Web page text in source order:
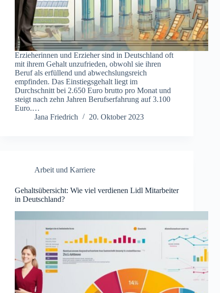
Erzieherinnen und Erzieher sind in Deutschland oft
mit ihrem Gehalt unzufrieden, obwohl sie ihren
Beruf als erfüllend und abwechslungsreich
empfinden. Das Einstiegsgehalt liegt im
Durchschnitt bei 2.650 Euro brutto pro Monat und
steigt nach zehn Jahren Berufserfahrung auf 3.100
Euro.…
Jana Friedrich
20. Oktober 2023
Arbeit und Karriere
Gehaltsübersicht: Wie viel verdienen Lidl Mitarbeiter
in Deutschland?